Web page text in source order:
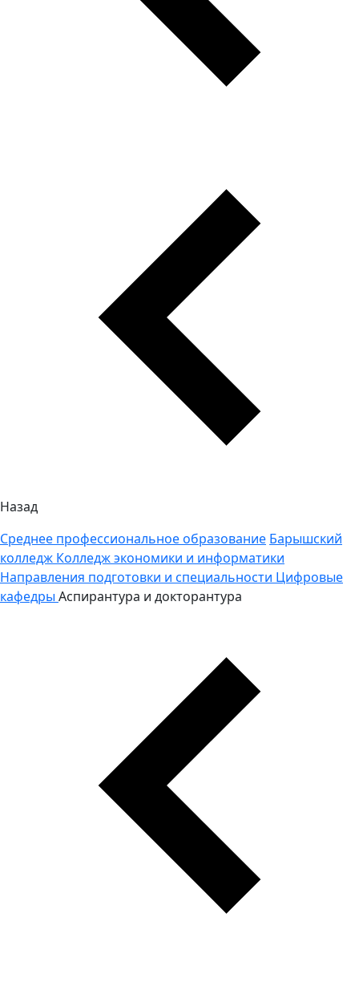
Назад
Среднее профессиональное образование Барышский
колледж Колледж экономики и информатики
Направления подготовки и специальности Цифровые
кафедры Аспирантура и докторантура